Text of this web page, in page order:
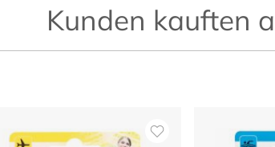
Kunden kauften